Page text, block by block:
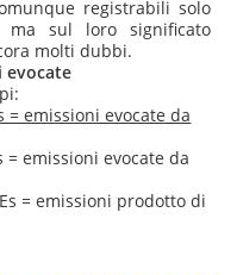
registrabili solo
ma sul loro significato
molti dubbi.
evocate
= emissioni evocate da
= emissioni evocate da
= emissioni prodotto di